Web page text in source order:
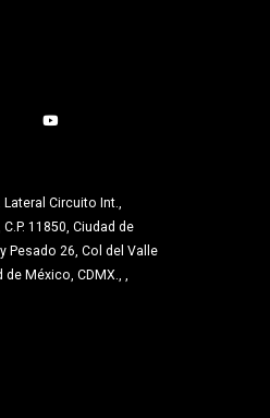
Circuito Int.,
11850, Ciudad de
Pesado 26, Col del Valle
México, CDMX., ,